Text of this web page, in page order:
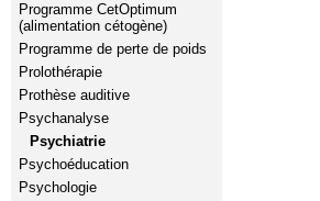
Programme CetOptimum
(alimentation cétogène)
Programme de perte de poids
Prolothérapie
Prothèse auditive
Psychanalyse
Psychiatrie
Psychoéducation
Psychologie